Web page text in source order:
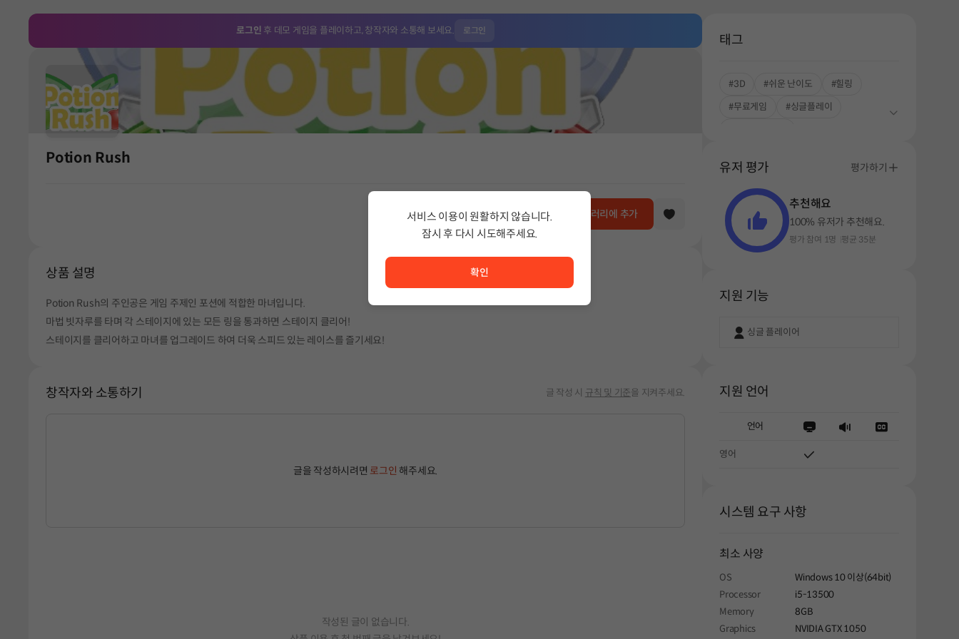
로그인 후 데모 게임을 플레이하고,창작자와 소통해 보세요. 로그인
Potion Rush
무료 라이브러리에 추가
상품 설명
Potion Rush의 주인공은 게임 주제인 포션에 적합한 마녀입니다.
마법 빗자루를 타며 각 스테이지에 있는 모든 링을 통과하면 스테이지 클리어!
스테이지를 클리어하고 마녀를 업그레이드 하여 더욱 스피드 있는 레이스를 즐기세요!
창작자와 소통하기 글 작성 시 규칙 및 기준을 지켜주세요.
글을 작성하시려면 로그인 해주세요.
작성된 글이 없습니다.
태그
#3D #쉬운 난이도
#힐링
#무료게임
#싱글플레이
유저 평가 평가하기
추천해요
100% 유저가 추천해요.
평가 참여 1명 평균 35분
지원 기능
싱글 플레이어
지원 언어
언어
영어
시스템 요구 사항
최소 사양
OS
Windows 10 이상(64bit)
Processor
i5-13500
Memory
8GB
Graphics
NVIDIA GTX 1050
서비스 이용이 원활하지 않습니다.
잠시 후 다시 시도해주세요.
확인